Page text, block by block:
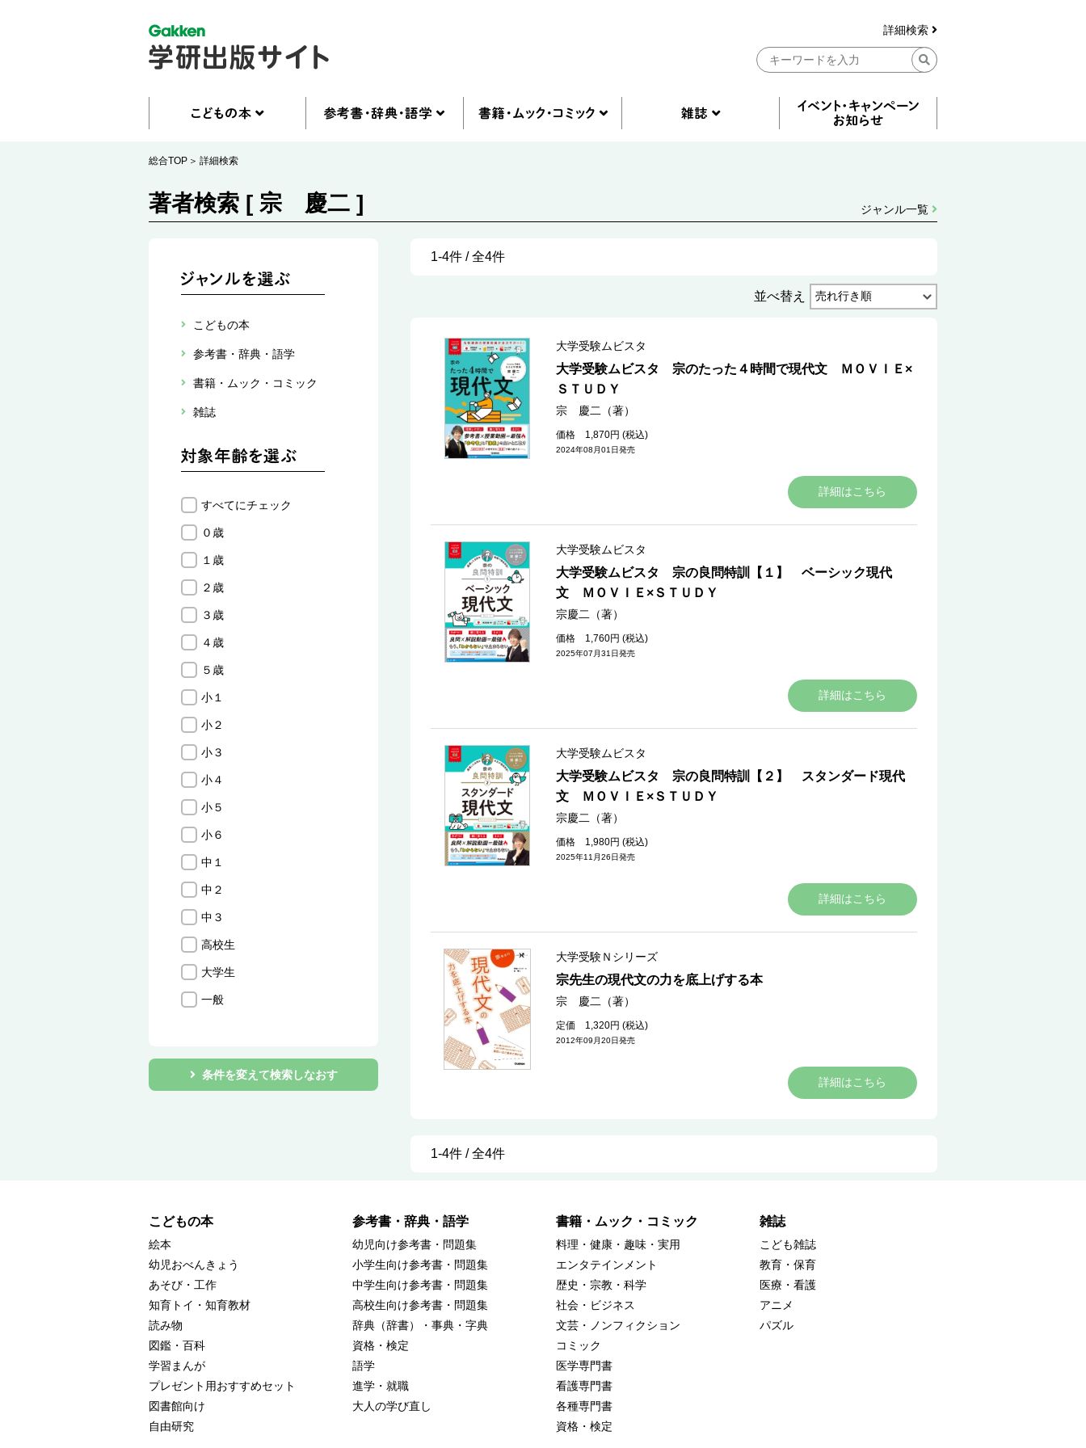
詳細検索
総合TOP 詳細検索
著者検索 [ 宗 慶二 ] ジャンル一覧
こどもの本
参考書・辞典・語学
書籍・ムック・コミック
雑誌
すべてにチェック
０歳
１歳
２歳
３歳
４歳
５歳
小１
小２
小３
小４
小５
小６
中１
中２
中３
高校生
大学生
一般
条件を変えて検索しなおす
1-4件 / 全4件
並べ替え
大学受験ムビスタ
大学受験ムビスタ 宗のたった４時間で現代文 ＭＯＶＩＥ×
ＳＴＵＤＹ
宗 慶二（著）
価格 1,870円 (税込)
2024年08月01日発売
詳細はこちら
大学受験ムビスタ
大学受験ムビスタ 宗の良問特訓【１】 ベーシック現代
文 ＭＯＶＩＥ×ＳＴＵＤＹ
宗慶二（著）
価格 1,760円 (税込)
2025年07月31日発売
詳細はこちら
大学受験ムビスタ
大学受験ムビスタ 宗の良問特訓【２】 スタンダード現代
文 ＭＯＶＩＥ×ＳＴＵＤＹ
宗慶二（著）
価格 1,980円 (税込)
2025年11月26日発売
詳細はこちら
大学受験Ｎシリーズ
宗先生の現代文の力を底上げする本
宗 慶二（著）
定価 1,320円 (税込)
2012年09月20日発売
詳細はこちら
1-4件 / 全4件
こどもの本
絵本
幼児おべんきょう
あそび・工作
知育トイ・知育教材
読み物
図鑑・百科
学習まんが
プレゼント用おすすめセット
図書館向け
自由研究
参考書・辞典・語学
幼児向け参考書・問題集
小学生向け参考書・問題集
中学生向け参考書・問題集
高校生向け参考書・問題集
辞典（辞書）・事典・字典
資格・検定
語学
進学・就職
大人の学び直し
書籍・ムック・コミック
料理・健康・趣味・実用
エンタテインメント
歴史・宗教・科学
社会・ビジネス
文芸・ノンフィクション
コミック
医学専門書
看護専門書
各種専門書
資格・検定
雑誌
こども雑誌
教育・保育
医療・看護
アニメ
パズル